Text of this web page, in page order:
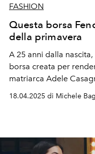
FASHION
Questa borsa
della primavera
A 25 anni dalla
borsa creata per
matriarca Adele
un'evoluzione della
Venturini Fendi nel 1997.
18.04.2025 di Michele